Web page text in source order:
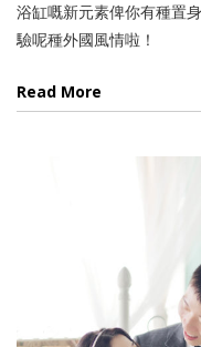
浴缸嘅新元素俾你有種置
驗呢種外國風情啦！
Read More